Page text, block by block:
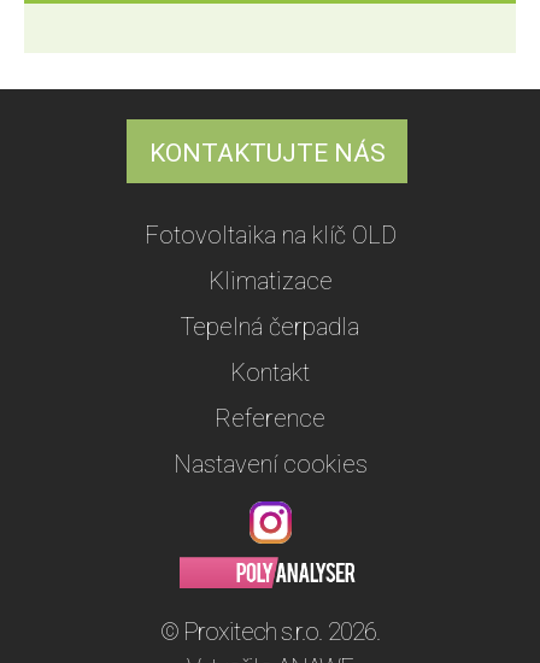
© Proxitech s.r.o. 2026.
KONTAKTUJTE NÁS
Fotovoltaika na klíč OLD
Klimatizace
Tepelná čerpadla
Kontakt
Reference
Nastavení cookies